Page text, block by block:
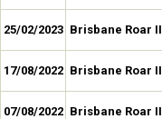
25/02/2023 Brisbane Roar II
17/08/2022 Brisbane Roar II
07/08/2022 Brisbane Roar II